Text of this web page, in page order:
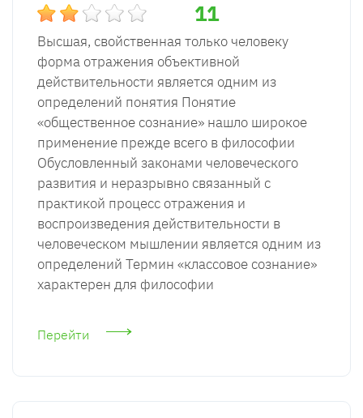
11
Высшая, свойственная только человеку
форма отражения объективной
действительности является одним из
определений понятия Понятие
«общественное сознание» нашло широкое
применение прежде всего в философии
Обусловленный законами человеческого
развития и неразрывно связанный с
практикой процесс отражения и
воспроизведения действительности в
человеческом мышлении является одним из
определений Термин «классовое сознание»
характерен для философии
Перейти